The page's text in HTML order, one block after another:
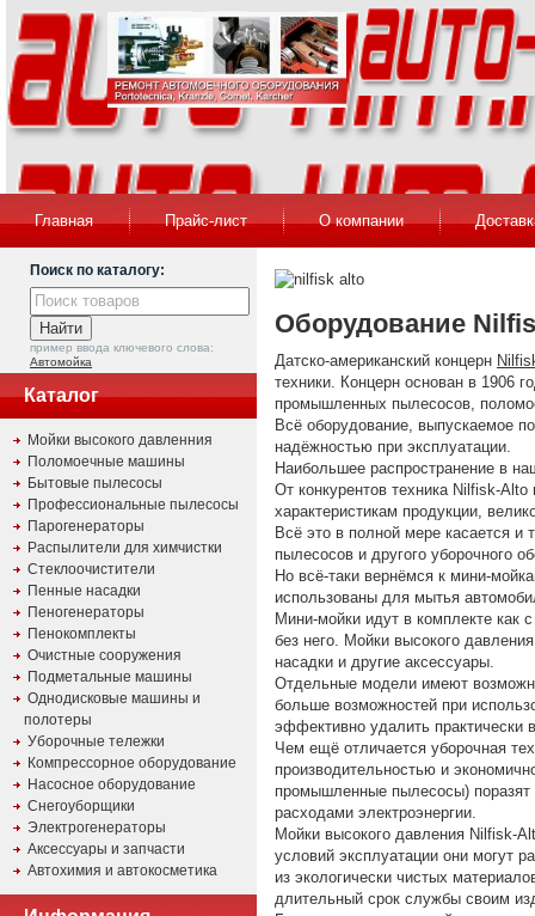
Главная Прайс-лист О компании
Поиск по каталогу:
пример ввода ключевого слова:
Автомойка
Каталог
Мойки высокого давленния
Поломоечные машины
Бытовые пылесосы
Профессиональные пылесосы
Парогенераторы
Распылители для химчистки
Стеклоочистители
Пенные насадки
Пеногенераторы
Пенокомплекты
Очистные сооружения
Подметальные машины
Однодисковые машины и
полотеры
Уборочные тележки
Компрессорное оборудование
Насосное оборудование
Снегоуборщики
Электрогенераторы
Аксессуары и запчасти
Автохимия и автокосметика
Оборудование
Датско-американский концерн
техники. Концерн основан в 1906
промышленных пылесосов,
Всё оборудование, выпускаемое
надёжностью при эксплуатации.
Наибольшее распространение в
От конкурентов техника Nilfisk-
характеристикам продукции,
Всё это в полной мере касается и
пылесосов и другого уборочного
Но всё-таки вернёмся к мини-
использованы для мытья
Мини-мойки идут в комплекте как
без него. Мойки высокого
насадки и другие аксессуары.
Отдельные модели имеют
больше возможностей при
эффективно удалить практически
Чем ещё отличается уборочная
производительностью и
промышленные пылесосы) поразят
расходами электроэнергии.
Мойки высокого давления Nilfisk-
условий эксплуатации они могут
из экологически чистых
длительный срок службы своим